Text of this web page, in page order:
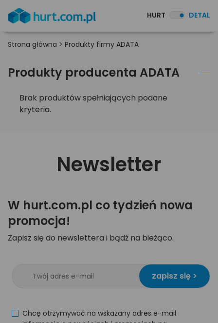
HURT DETAL
Strona główna > Produkty firmy ADATA
Produkty producenta ADATA
Brak produktów spełniających podane
kryteria.
Newsletter
W hurt.com.pl co tydzień nowa
promocja!
Zapisz się do newslettera i bądź na bieżąco.
zapisz się >
Chcę otrzymywać na wskazany adres e-mail